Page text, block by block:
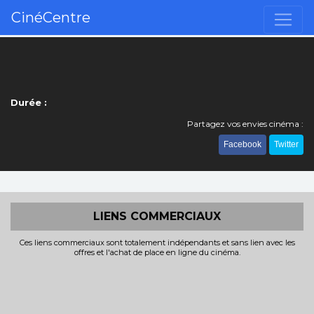
CinéCentre
Durée :
Partagez vos envies cinéma :
Facebook Twitter
LIENS COMMERCIAUX
Ces liens commerciaux sont totalement indépendants et sans lien avec les
offres et l'achat de place en ligne du cinéma.